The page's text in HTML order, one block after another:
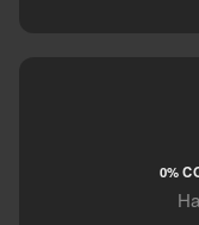
0%